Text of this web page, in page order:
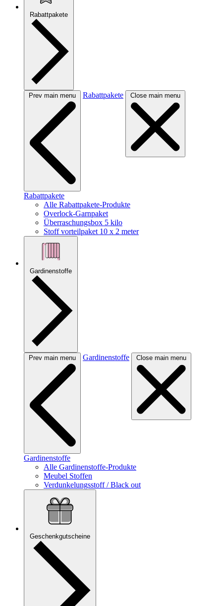
Rabattpakete
Prev main menu Rabattpakete Close main menu
Rabattpakete
Alle Rabattpakete-Produkte
Overlock-Garnpaket
Überraschungsbox 5 kilo
Stoff vorteilpaket 10 x 2 meter
Gardinenstoffe
Prev main menu Gardinenstoffe Close main menu
Gardinenstoffe
Alle Gardinenstoffe-Produkte
Meubel Stoffen
Verdunkelungsstoff / Black out
Geschenkgutscheine